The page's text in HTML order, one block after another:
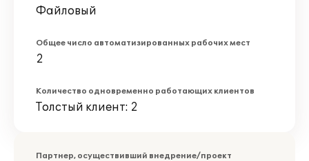
Файловый
Общее число автоматизированных рабочих мест
2
Количество одновременно работающих клиентов
Толстый клиент: 2
Партнер, осуществивший внедрение/проект